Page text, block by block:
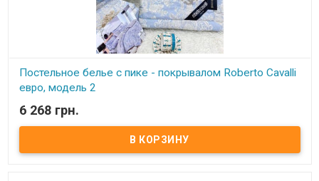
Постельное белье с пике - покрывалом Roberto Cavalli
евро, модель 2
В наличии
Постельное белье с пике - покрывалом Roberto Cavalli евро,
модель 2 Простынь: 230х250 см Наволочки: 50х70 см - 2 шт.
Покрывало - одеяло: 200х230 см Наполнитель одеяла - пике: 75%
6 268 грн.